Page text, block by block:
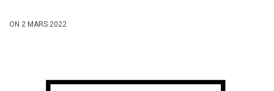
ON 2 MARS 2022